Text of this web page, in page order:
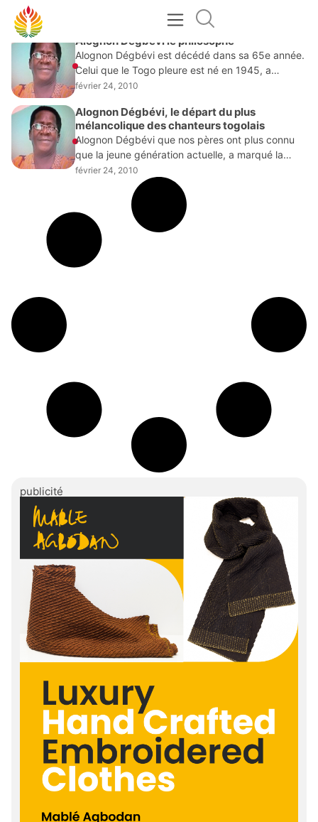
FÉVRIER 24, 2010
Alognon Dégbévi le philosophe
Alognon Dégbévi est décédé dans sa 65e année.
Celui que le Togo pleure est né en 1945, a
fréquenté à l’Ecole Primaire d’Afagnagan où il a
février 24, 2010
Alognon Dégbévi, le départ du plus
mélancolique des chanteurs togolais
Alognon Dégbévi que nos pères ont plus connu
que la jeune génération actuelle, a marqué la
chanson togolaise et toute une génération par
ses airs mélancoliques arrachés à une guitare
février 24, 2010
publicité